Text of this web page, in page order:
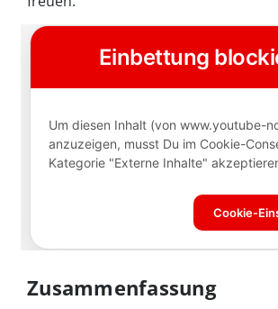
Zusammenfassung